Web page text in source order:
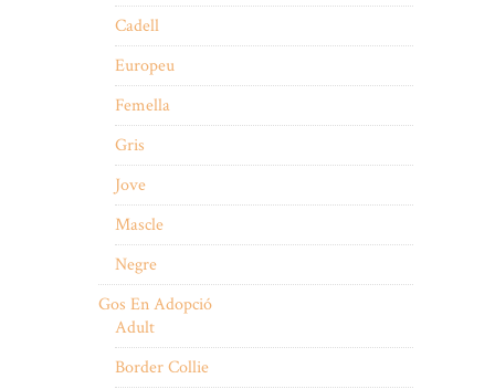
Cadell
Europeu
Femella
Gris
Jove
Mascle
Negre
Gos En Adopció
Adult
Border Collie